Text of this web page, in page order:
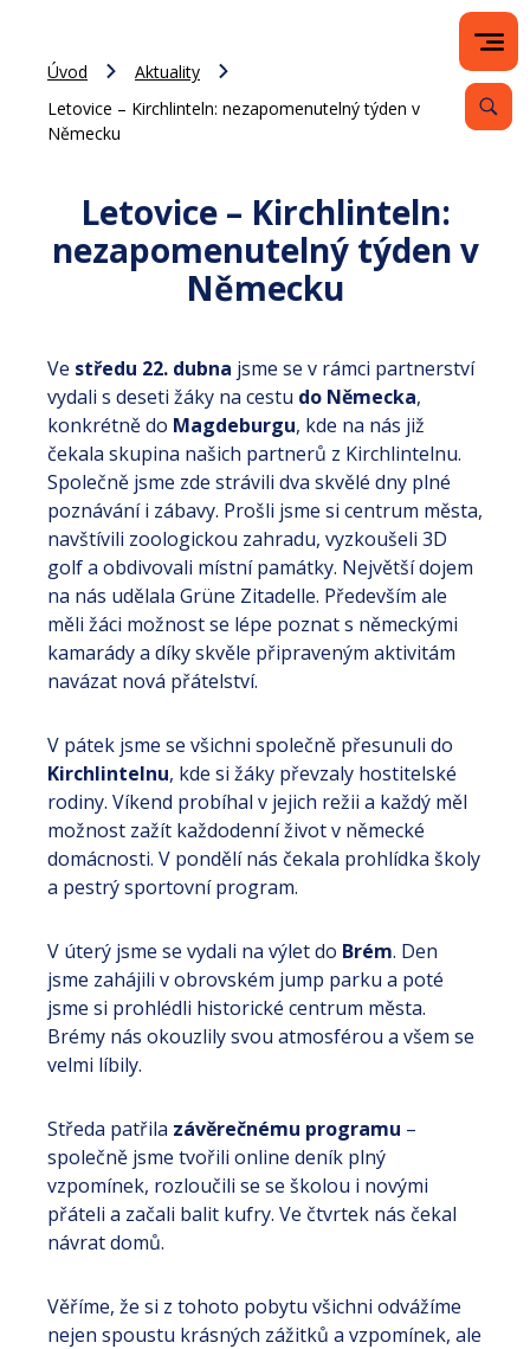
Úvod
Aktuality
Letovice – Kirchlinteln: nezapomenutelný týden v
Německu
Letovice – Kirchlinteln:
nezapomenutelný týden v
Německu
Ve středu 22. dubna jsme se v rámci partnerství
vydali s deseti žáky na cestu do Německa,
konkrétně do Magdeburgu, kde na nás již
čekala skupina našich partnerů z Kirchlintelnu.
Společně jsme zde strávili dva skvělé dny plné
poznávání i zábavy. Prošli jsme si centrum města,
navštívili zoologickou zahradu, vyzkoušeli 3D
golf a obdivovali místní památky. Největší dojem
na nás udělala Grüne Zitadelle. Především ale
měli žáci možnost se lépe poznat s německými
kamarády a díky skvěle připraveným aktivitám
navázat nová přátelství.
V pátek jsme se všichni společně přesunuli do
Kirchlintelnu, kde si žáky převzaly hostitelské
rodiny. Víkend probíhal v jejich režii a každý měl
možnost zažít každodenní život v německé
domácnosti. V pondělí nás čekala prohlídka školy
a pestrý sportovní program.
V úterý jsme se vydali na výlet do Brém. Den
jsme zahájili v obrovském jump parku a poté
jsme si prohlédli historické centrum města.
Brémy nás okouzlily svou atmosférou a všem se
velmi líbily.
Středa patřila závěrečnému programu –
společně jsme tvořili online deník plný
vzpomínek, rozloučili se se školou i novými
přáteli a začali balit kufry. Ve čtvrtek nás čekal
návrat domů.
Věříme, že si z tohoto pobytu všichni odvážíme
nejen spoustu krásných zážitků a vzpomínek, ale